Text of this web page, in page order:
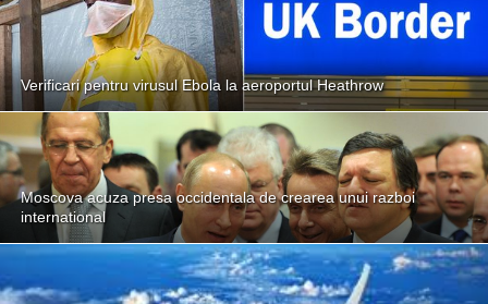
Verificari pentru virusul Ebola la aeroportul Heathrow
Moscova acuza presa occidentala de crearea unui razboi
international